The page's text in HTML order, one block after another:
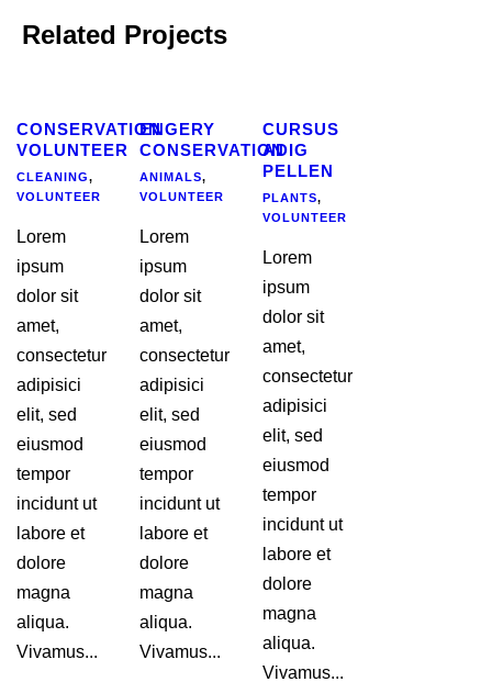
Related Projects
CONSERVATION
VOLUNTEER
CLEANING,
VOLUNTEER
Lorem
ipsum
dolor sit
amet,
consectetur
adipisici
elit, sed
eiusmod
tempor
incidunt ut
labore et
dolore
magna
aliqua.
Vivamus...
ENGERY
CONSERVATION
ANIMALS,
VOLUNTEER
Lorem
ipsum
dolor sit
amet,
consectetur
adipisici
elit, sed
eiusmod
tempor
incidunt ut
labore et
dolore
magna
aliqua.
Vivamus...
CURSUS
ADIG
PELLEN
PLANTS,
VOLUNTEER
Lorem
ipsum
dolor sit
amet,
consectetur
adipisici
elit, sed
eiusmod
tempor
incidunt ut
labore et
dolore
magna
aliqua.
Vivamus...